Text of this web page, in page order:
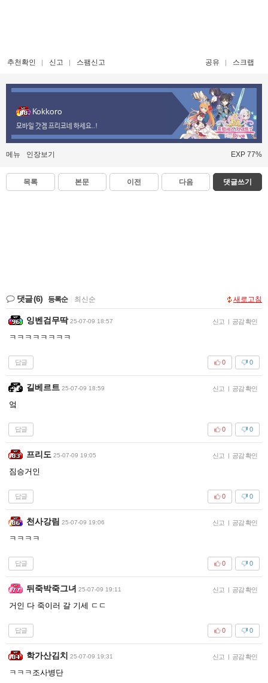
추천확인 신고 스팸신고 공유 스크랩
Kokkoro
모바일 갓겜 프리코네 하세요..!
메뉴 인장보기 EXP 77%
목록 본문 이전 다음 댓글쓰기
댓글(6) 등록순 최신순 새로고침
잉벤검무딱 25-07-09 18:57 신고 | 공감 확인
ㅋㅋㅋㅋㅋㅋㅋㅋ
답글 0
0
길베르트 25-07-09 18:59 신고 | 공감 확인
엌
답글 0
0
프리도 25-07-09 19:05 신고 | 공감 확인
짐승거인
답글 0
0
천사강림 25-07-09 19:06 신고 | 공감 확인
ㅋㅋㅋㅋ
답글 0
0
뒤죽박죽그녀 25-07-09 19:11 신고 | 공감 확인
거인 다 죽이러 갈 기세 ㄷㄷ
답글 0
0
학가산김치 25-07-09 19:31 신고 | 공감 확인
ㅋㅋㅋ조사병단